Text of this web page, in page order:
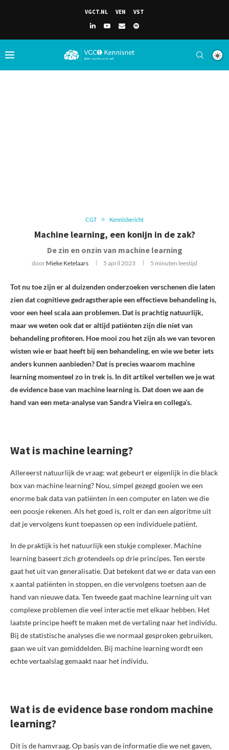
VGCT.NL VEN VST
CGT Kennisbericht
Machine learning, een konijn in de zak?
De zin en onzin van machine learning
door Mieke Ketelaars 5 april 2023 5 minuten leestijd
Tot nu toe zijn er al duizenden onderzoeken verschenen die laten
zien dat cognitieve gedragstherapie een effectieve behandeling is,
voor een heel scala aan problemen. Dat is prachtig natuurlijk,
maar we weten ook dat er altijd patiënten zijn die níet van
behandeling profiteren. Hoe mooi zou het zijn als we van tevoren
wisten wie er baat heeft bij een behandeling, en wie we beter iets
anders kunnen aanbieden? Dat is precies waarom machine
learning momenteel zo in trek is. In dit artikel vertellen we je wat
de evidence base van machine learning is. Dat doen we aan de
hand van een meta-analyse van Sandra Vieira en collega’s.
Wat is machine learning?
Allereerst natuurlijk de vraag: wat gebeurt er eigenlijk in die black
box van machine learning? Nou, simpel gezegd gooien we een
enorme bak data van patiënten in een computer en laten we die
een poosje rekenen. Als het goed is, rolt er dan een algoritme uit
dat je vervolgens kunt toepassen op een individuele patiënt.
In de praktijk is het natuurlijk een stukje complexer. Machine
learning baseert zich grotendeels op drie principes. Ten eerste
gaat het uit van generalisatie. Dat betekent dat we er data van een
x aantal patiënten in stoppen, en die vervolgens toetsen aan de
hand van nieuwe data. Ten tweede gaat machine learning uit van
complexe problemen die veel interactie met elkaar hebben. Het
laatste principe heeft te maken met de vertaling naar het individu.
Bij de statistische analyses die we normaal gesproken gebruiken,
gaan we uit van gemiddelden. Bij machine learning wordt een
echte vertaalslag gemaakt naar het individu.
Wat is de evidence base rondom machine
learning?
Dit is de hamvraag. Op basis van de informatie die we net gaven,